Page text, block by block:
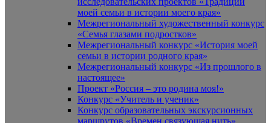
моей семьи в истории моего края»
Межрегиональный художественный конкурс
«Семья глазами подростков»
Межрегиональный конкурс «История моей
семьи в истории родного края»
Межрегиональный конкурс «Из прошлого в
настоящее»
Проект «Россия – это родина моя!»
Конкурс «Учитель и ученик»
Конкурс образовательных экскурсионных
маршрутов «Времен связующая нить»